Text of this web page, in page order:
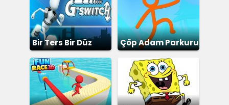
Bir Ters Bir Düz Çöp Adam Parkuru